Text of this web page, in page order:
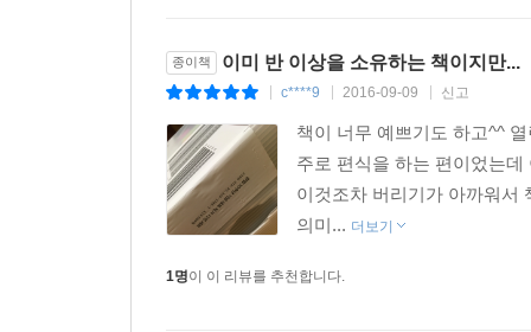
사랑받은 스테디셀러], 한국 간행물 윤리 위원회
1001권의 책], 전 세계 5천만 부 판매
● 선정 이유: 열린책들은 움베르토 에코의 나라
있다. 철학, 기호학, 문학 이론, 문화 비평, 칼럼
에코의 전집은 일반 대중에게 생경한 학문이었
것은 1986년에 『장미의 이름』을 번역 출간
많은 독자들과 만났다. 올해 생을 마감한 에코의
종이책 이미 반 이상을 소유하는 책이지만...
c****9 2016-09-09 신고
책이 너무 예쁘기도 하고^^
주로 편식을 하는 편이었는
이것조차 버리기가 아까워서
의미... 더보기
1명이 이 리뷰를 추천합니다.